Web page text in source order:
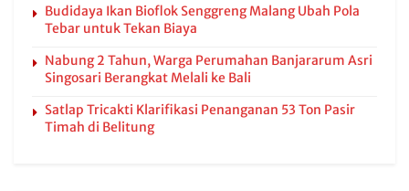
Budidaya Ikan Bioflok Senggreng Malang Ubah Pola
Tebar untuk Tekan Biaya
Nabung 2 Tahun, Warga Perumahan Banjararum Asri
Singosari Berangkat Melali ke Bali
Satlap Tricakti Klarifikasi Penanganan 53 Ton Pasir
Timah di Belitung